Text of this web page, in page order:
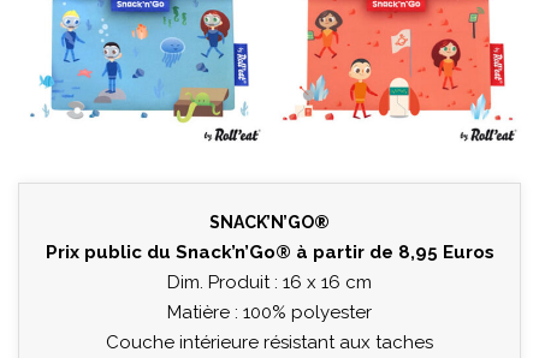
SNACK’N’GO®
Prix public du Snack’n’Go® à partir de 8,95 Euros
Dim. Produit : 16 x 16 cm
Matière : 100% polyester
Couche intérieure résistant aux taches